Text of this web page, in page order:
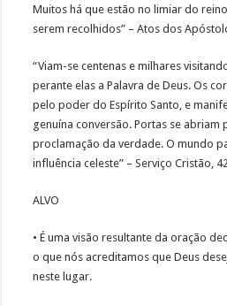
Muitos há que estão no limiar do
serem recolhidos” – Atos dos
“Viam-se centenas e milhares
perante elas a Palavra de Deus. Os
pelo poder do Espírito Santo, e
genuína conversão. Portas se abriam
proclamação da verdade. O mundo
influência celeste” – Serviço Cristão,
ALVO
• É uma visão resultante da oração
o que nós acreditamos que Deus
neste lugar.